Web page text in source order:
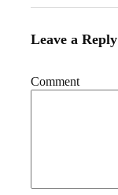
Leave a Reply
Comment